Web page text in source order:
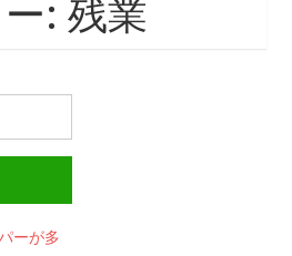
ー:残業
ーが多